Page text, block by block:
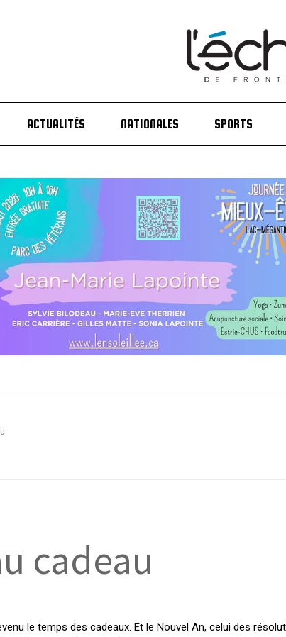
ACTUALITÉS NATIONALES SPORTS
cadeau
le temps des cadeaux. Et le Nouvel An, celui des